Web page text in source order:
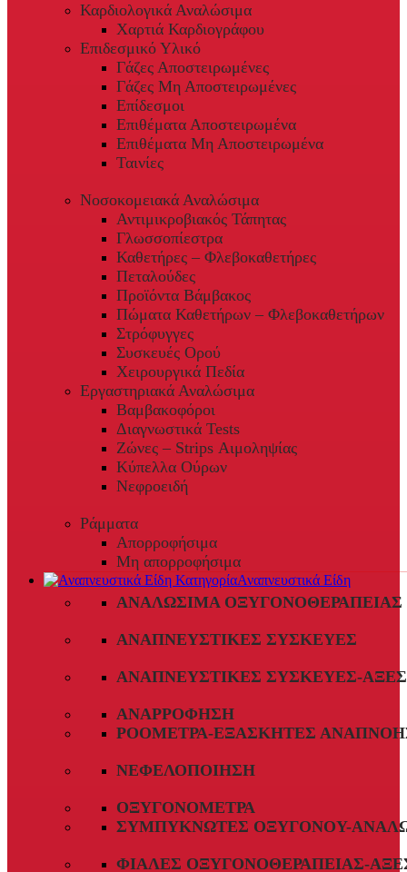
Καρδιολογικά Αναλώσιμα
Χαρτιά Καρδιογράφου
Επιδεσμικό Υλικό
Γάζες Αποστειρωμένες
Γάζες Μη Αποστειρωμένες
Επίδεσμοι
Επιθέματα Αποστειρωμένα
Επιθέματα Μη Αποστειρωμένα
Ταινίες
Νοσοκομειακά Αναλώσιμα
Αντιμικροβιακός Τάπητας
Γλωσσοπίεστρα
Καθετήρες – Φλεβοκαθετήρες
Πεταλούδες
Προϊόντα Βάμβακος
Πώματα Καθετήρων – Φλεβοκαθετήρων
Στρόφυγγες
Συσκευές Ορού
Χειρουργικά Πεδία
Εργαστηριακά Αναλώσιμα
Βαμβακοφόροι
Διαγνωστικά Tests
Ζώνες – Strips Αιμοληψίας
Κύπελλα Ούρων
Νεφροειδή
Ράμματα
Απορροφήσιμα
Μη απορροφήσιμα
Αναπνευστικά Είδη
ΑΝΑΛΏΣΙΜΑ ΟΞΥΓΟΝΟΘΕΡΑΠΕΊΑΣ
ΑΝΑΠΝΕΥΣΤΙΚΈΣ ΣΥΣΚΕΥΈΣ
ΑΝΑΠΝΕΥΣΤΙΚΈΣ ΣΥΣΚΕΥΈΣ-
ΑΝΑΡΡΌΦΗΣΗ
ΡΟΌΜΕΤΡΑ-ΕΞΑΣΚΗΤΈΣ
ΝΕΦΕΛΟΠΟΊΗΣΗ
ΟΞΥΓΟΝΌΜΕΤΡΑ
ΣΥΜΠΥΚΝΩΤΈΣ ΟΞΥΓΌΝΟΥ-
ΦΙΆΛΕΣ ΟΞΥΓΟΝΟΘΕΡΑΠΕΊΑΣ-